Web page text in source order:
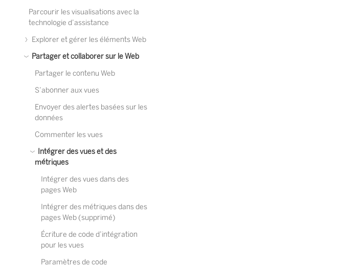
Parcourir les visualisations avec la
technologie d’assistance
Explorer et gérer les éléments Web
Partager et collaborer sur le Web
Partager le contenu Web
S’abonner aux vues
Envoyer des alertes basées sur les
données
Commenter les vues
Intégrer des vues et des
métriques
Intégrer des vues dans des
pages Web
Intégrer des métriques dans des
pages Web (supprimé)
Écriture de code d’intégration
pour les vues
Paramètres de code